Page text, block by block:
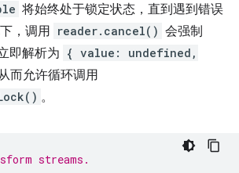
将始终处于锁定状态，直到遇到错误
，调用 reader.cancel() 会强制
即解析为 { value: undefined,
而允许循环调用
。
streams.